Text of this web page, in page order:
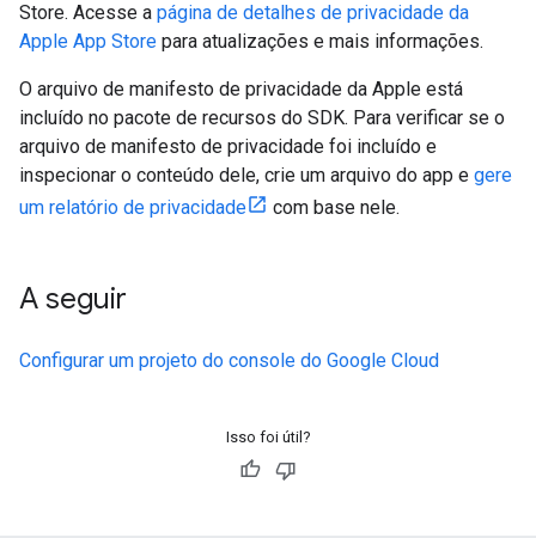
Store. Acesse a página de detalhes de privacidade da
Apple App Store para atualizações e mais informações.
O arquivo de manifesto de privacidade da Apple está
incluído no pacote de recursos do SDK. Para verificar se o
arquivo de manifesto de privacidade foi incluído e
inspecionar o conteúdo dele, crie um arquivo do app e gere
um relatório de privacidade
com base nele.
A seguir
Configurar um projeto do console do Google Cloud
Isso foi útil?